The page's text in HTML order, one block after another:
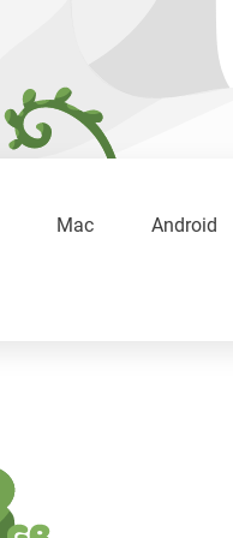
Mac Android